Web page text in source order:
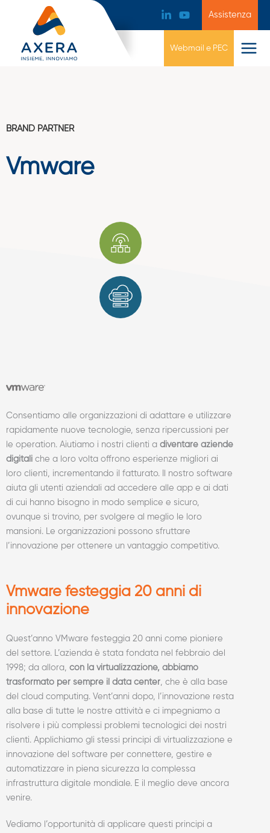
Assistenza
Webmail e PEC
BRAND PARTNER
Vmware
Consentiamo alle organizzazioni di adattare e utilizzare
rapidamente nuove tecnologie, senza ripercussioni per
le operation. Aiutiamo i nostri clienti a diventare aziende
digitali che a loro volta offrono esperienze migliori ai
loro clienti, incrementando il fatturato. Il nostro software
aiuta gli utenti aziendali ad accedere alle app e ai dati
di cui hanno bisogno in modo semplice e sicuro,
ovunque si trovino, per svolgere al meglio le loro
mansioni. Le organizzazioni possono sfruttare
l’innovazione per ottenere un vantaggio competitivo.
Vmware festeggia 20 anni di
innovazione
Quest’anno VMware festeggia 20 anni come pioniere
del settore. L’azienda è stata fondata nel febbraio del
1998; da allora, con la virtualizzazione, abbiamo
trasformato per sempre il data center, che è alla base
del cloud computing. Vent’anni dopo, l’innovazione resta
alla base di tutte le nostre attività e ci impegniamo a
risolvere i più complessi problemi tecnologici dei nostri
clienti. Applichiamo gli stessi principi di virtualizzazione e
innovazione del software per connettere, gestire e
automatizzare in piena sicurezza la complessa
infrastruttura digitale mondiale. E il meglio deve ancora
venire.
Vediamo l’opportunità di applicare questi principi a